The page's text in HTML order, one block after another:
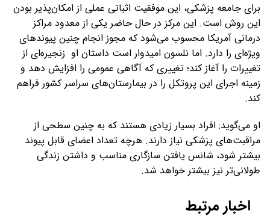
برای جامعه پزشکی، این موفقیت اثباتی عملی از امکان‌پذیر بودن
این روش است. این مرکز در حال حاضر یکی از معدود مراکز
درمانی آمریکا محسوب می‌شود که مجوز انجام چنین پیوندهای
ویژه‌ای را دارد. اما نلسون امیدوار است داستان او زنجیره‌ای از
تغییرات را آغاز کند؛ تغییری که آگاهی عمومی را افزایش دهد و
زمینه اجرای این پروتکل را در بیمارستان‌های سراسر کشور فراهم
کند.
او می‌گوید: افراد بسیار زیادی هستند که به چنین سطحی از
مراقبت‌های پزشکی نیاز دارند. هرچه تعداد اعضای قابل پیوند
بیشتر شود، شانس یافتن سازگاری مناسب و داشتن زندگی
طولانی‌تر نیز بیشتر خواهد شد.
اخبار مرتبط